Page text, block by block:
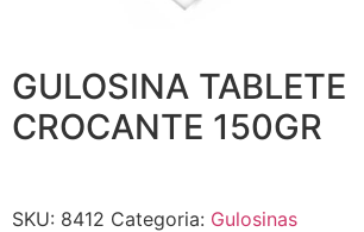
GULOSINA TABLETE
CROCANTE 150GR
SKU: 8412 Categoria: Gulosinas